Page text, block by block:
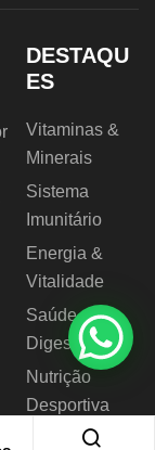
DESTAQU
ES
Vitaminas &
Minerais
Sistema
Imunitário
Energia &
Vitalidade
Saúde
Digestiva
Nutrição
Desportiva